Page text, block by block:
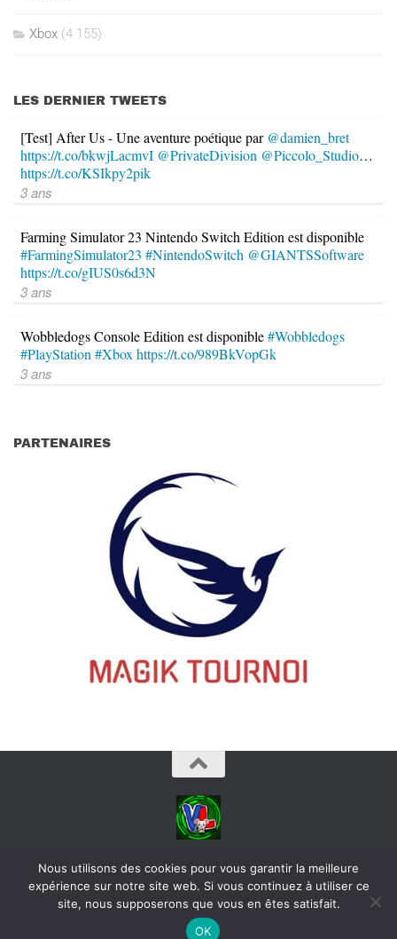
Xbox (4 155)
LES DERNIER TWEETS
[Test] After Us - Une aventure poétique par @damien_bret
https://t.co/bkwjLacmvI @PrivateDivision @Piccolo_Studio…
https://t.co/KSIkpy2pik
3 ans
Farming Simulator 23 Nintendo Switch Edition est disponible
#FarmingSimulator23 #NintendoSwitch @GIANTSSoftware
https://t.co/gIUS0s6d3N
3 ans
Wobbledogs Console Edition est disponible#Wobbledogs
#PlayStation #Xbox https://t.co/989BkVopGk
3 ans
PARTENAIRES
videoludos © 2026. Tous droits réservés.
Nous utilisons des cookies pour vous garantir la meilleure
expérience sur notre site web. Si vous continuez à utiliser ce
site, nous supposerons que vous en êtes satisfait.
OK